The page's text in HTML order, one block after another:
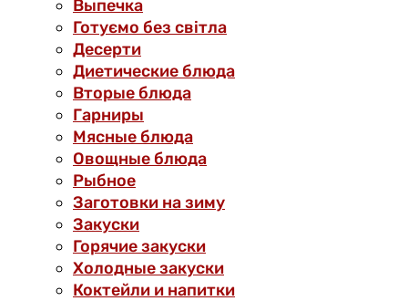
Выпечка
Готуємо без світла
Десерти
Диетические блюда
Вторые блюда
Гарниры
Мясные блюда
Овощные блюда
Рыбное
Заготовки на зиму
Закуски
Горячие закуски
Холодные закуски
Коктейли и напитки